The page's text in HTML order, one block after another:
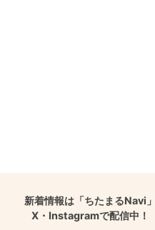
新着情報は「ちたまるNavi」
X・Instagramで配信中！